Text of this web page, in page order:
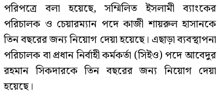
পরিপত্রে বলা হয়েছে, সম্মিলিত ইসলামী ব্যাংকের
পরিচালক ও চেয়ারম্যান পদে কাজী শায়রুল হাসানকে
তিন বছরের জন্য নিয়োগ দেয়া হয়েছে। এছাড়া ব্যবস্থাপনা
পরিচালক বা প্রধান নির্বাহী কর্মকর্তা (সিইও) পদে আবেদুর
রহমান সিকদারকে তিন বছরের জন্য নিয়োগ দেয়া
হয়েছে।